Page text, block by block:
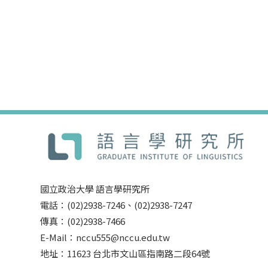
國立政治大學 語言學研究所
電話：(02)2938-7246、(02)2938-7247
傳真：(02)2938-7466
E-Mail：nccu555@nccu.edu.tw
地址：11623 台北市文山區指南路二段64號